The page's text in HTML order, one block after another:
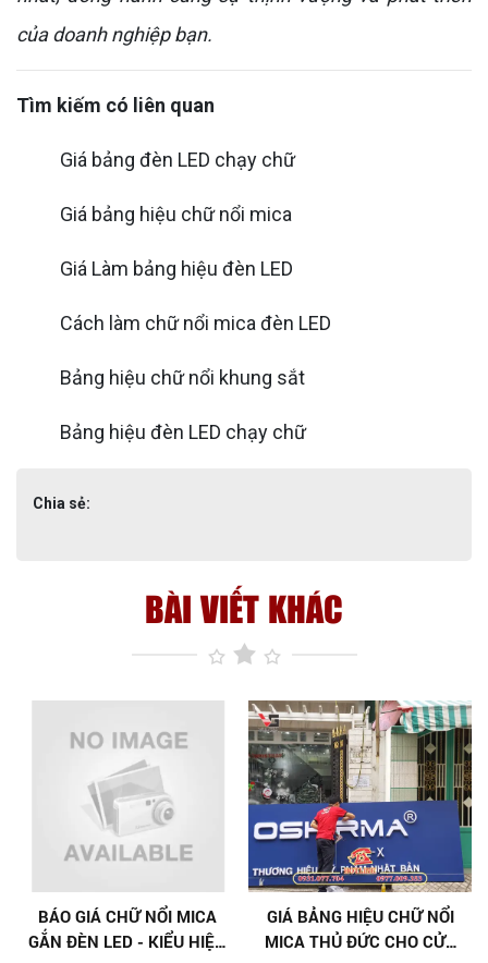
của doanh nghiệp bạn.
Tìm kiếm có liên quan
Giá bảng đèn LED chạy chữ
Giá bảng hiệu chữ nổi mica
Giá Làm bảng hiệu đèn LED
Cách làm chữ nổi mica đèn LED
Bảng hiệu chữ nổi khung sắt
Bảng hiệu đèn LED chạy chữ
Chia sẻ:
BÀI VIẾT KHÁC
BÁO GIÁ CHỮ NỔI MICA
GẮN ĐÈN LED - KIỂU HIỆN
GIÁ BẢNG HIỆU CHỮ NỔI
MICA THỦ ĐỨC CHO CỬA